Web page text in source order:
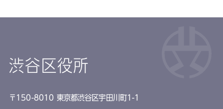
渋谷区役所
〒150-8010 東京都渋谷区宇田川町1-1